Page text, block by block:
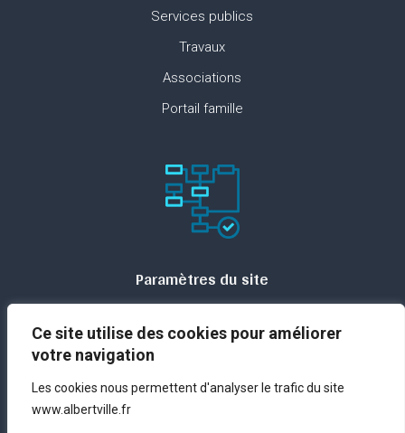
Ce site utilise des cookies pour améliorer
votre navigation
Les cookies nous permettent d'analyser le trafic du site
www.albertville.fr
Services publics
Travaux
Associations
Portail famille
Paramètres du site
Contact